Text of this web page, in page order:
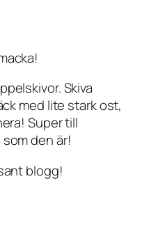
Skiva
med lite stark ost,
Super till
den är!
blogg!